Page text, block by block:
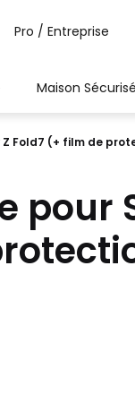
Pro / Entreprise
Maison
Fold7 (+ film de